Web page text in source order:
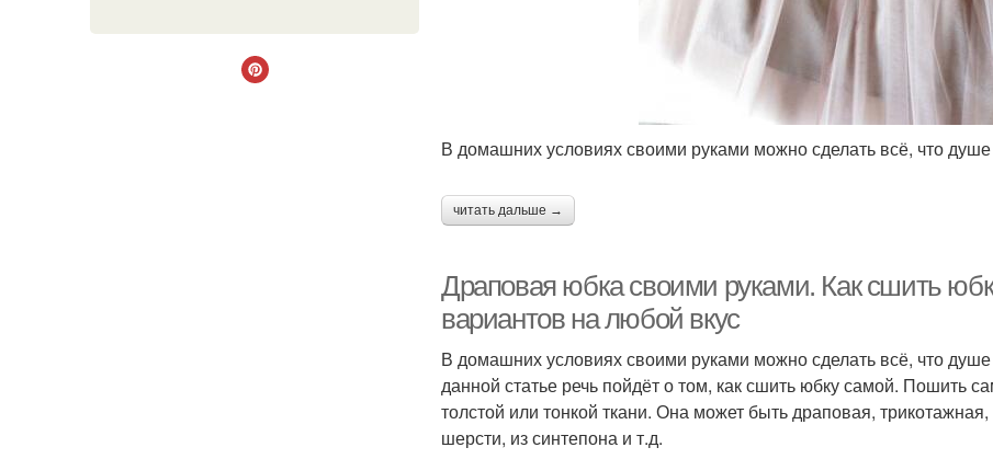
В домашних условиях своими руками можно сделать всё, что душе
читать дальше →
Драповая юбка своими руками. Как сшить
вариантов на любой вкус
В домашних условиях своими руками можно сделать всё, что
данной статье речь пойдёт о том, как сшить юбку самой. Пошить
толстой или тонкой ткани. Она может быть драповая,
шерсти, из синтепона и т.д.